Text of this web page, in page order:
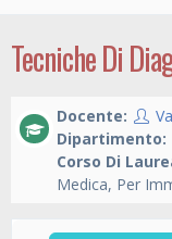
Tecniche Di
Docente:
Dipartimento:
Corso Di
Medica, Per